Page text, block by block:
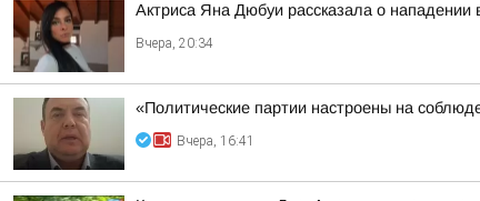
Актриса Яна Дюбуи рассказала о нападении
Вчера, 20:34
«Политические партии настроены на
Вчера, 16:41